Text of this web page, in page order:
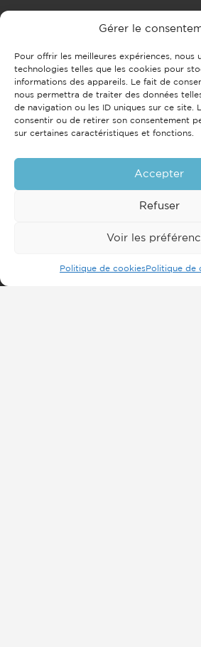
Gérer le
Pour offrir les meilleures expériences, nous
technologies telles que les cookies pour
informations des appareils. Le fait de
nous permettra de traiter des données
de navigation ou les ID uniques sur ce site.
consentir ou de retirer son consentement
sur certaines caractéristiques et fonctions.
Accepter
Refuser
Voir les
Politique de cookiesPolitique de